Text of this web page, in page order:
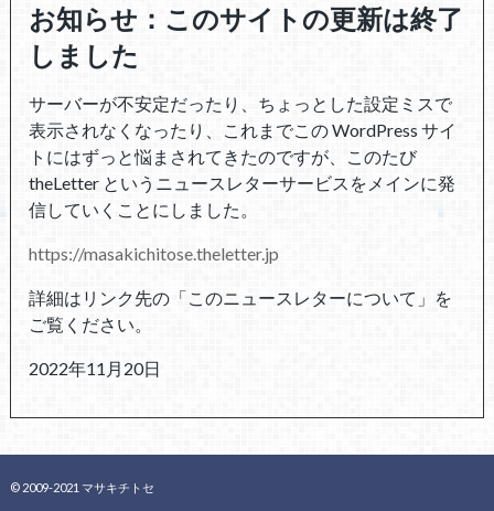
お知らせ：このサイトの更新は終了
しました
サーバーが不安定だったり、ちょっとした設定ミスで
表示されなくなったり、これまでこの WordPress サイ
トにはずっと悩まされてきたのですが、このたび
theLetter というニュースレターサービスをメインに発
信していくことにしました。
https://masakichitose.theletter.jp
詳細はリンク先の「このニュースレターについて」を
ご覧ください。
2022年11月20日